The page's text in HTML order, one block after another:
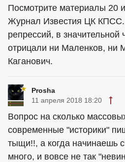
Посмотрите материалы 20
Журнал Известия ЦК
репрессий, в значительной
отрицали ни Маленков, ни
Каганович.
Prosha
11 апреля 2018 18:20
Вопрос на сколько
современные "историки"
тыщи!!, а когда начинаешь
много, и вовсе не так